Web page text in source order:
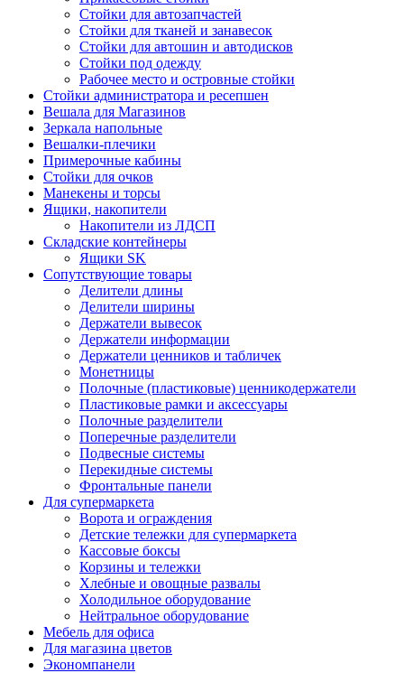
Стойки для автозапчастей
Стойки для тканей и занавесок
Стойки для автошин и автодисков
Стойки под одежду
Рабочее место и островные стойки
Стойки администратора и ресепшен
Вешала для Магазинов
Зеркала напольные
Вешалки-плечики
Примерочные кабины
Стойки для очков
Манекены и торсы
Ящики, накопители
Накопители из ЛДСП
Складские контейнеры
Ящики SK
Сопутствующие товары
Делители длины
Делители ширины
Держатели вывесок
Держатели информации
Держатели ценников и табличек
Монетницы
Полочные (пластиковые) ценникодержатели
Пластиковые рамки и аксессуары
Полочные разделители
Поперечные разделители
Подвесные системы
Перекидные системы
Фронтальные панели
Для супермаркета
Ворота и ограждения
Детские тележки для супермаркета
Кассовые боксы
Корзины и тележки
Хлебные и овощные развалы
Холодильное оборудование
Нейтральное оборудование
Мебель для офиса
Для магазина цветов
Экономпанели